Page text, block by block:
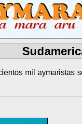
mil aymaristas